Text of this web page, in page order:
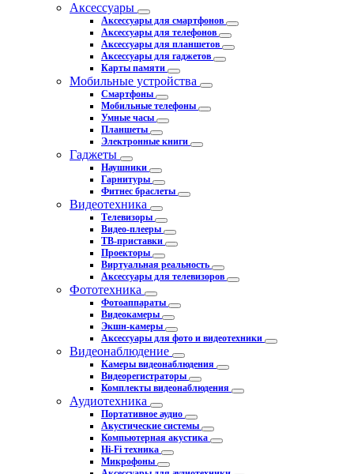
Аксессуары
Аксессуары для смартфонов
Аксессуары для телефонов
Аксессуары для планшетов
Аксессуары для гаджетов
Карты памяти
Мобильные устройства
Смартфоны
Мобильные телефоны
Умные часы
Планшеты
Электронные книги
Гаджеты
Наушники
Гарнитуры
Фитнес браслеты
Видеотехника
Телевизоры
Видео-плееры
ТВ-приставки
Проекторы
Виртуальная реальность
Аксессуары для телевизоров
Фототехника
Фотоаппараты
Видеокамеры
Экшн-камеры
Аксессуары для фото и видеотехники
Видеонаблюдение
Камеры видеонаблюдения
Видеорегистраторы
Комплекты видеонаблюдения
Аудиотехника
Портативное аудио
Акустические системы
Компьютерная акустика
Hi-Fi техника
Микрофоны